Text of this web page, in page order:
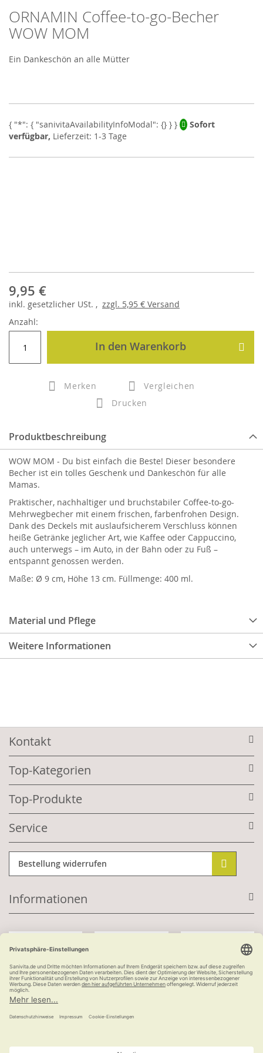
Skip
to
the
of
ORNAMIN Coffee-to-go-Becher
WOW MOM
Ein Dankeschön an alle Mütter
Sofort
verfügbar, Lieferzeit: 1-3 Tage
9,95 €
inkl. gesetzlicher USt. , zzgl. 5,95 € Versand
Anzahl:
In den Warenkorb
Merken
Vergleichen
Drucken
Produktbeschreibung
Material und Pflege
Weitere Informationen
WOW MOM - Du bist einfach die Beste! Dieser besondere
Becher ist ein tolles Geschenk und Dankeschön für alle
Mamas.
Praktischer, nachhaltiger und bruchstabiler Coffee-to-go-
Mehrwegbecher mit einem frischen, farbenfrohen Design.
Dank des Deckels mit auslaufsicherem Verschluss können
heiße Getränke jeglicher Art, wie Kaffee oder Cappuccino,
auch unterwegs – im Auto, in der Bahn oder zu Fuß –
entspannt genossen werden.
Maße: Ø 9 cm, Höhe 13 cm. Füllmenge: 400 ml.
Kontakt
Top-Kategorien
Top-Produkte
Service
Bestellung widerrufen
Informationen
Kauf auf Rechnung